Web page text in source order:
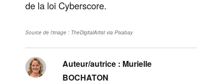
de la loi Cyberscore.
Source de l’image : TheDigitalArtist via Pixabay
Auteur/autrice : Murielle
BOCHATON